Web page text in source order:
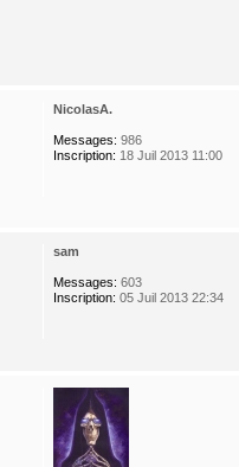
NicolasA.
Messages: 986
Inscription: 18 Juil 2013 11:00
sam
Messages: 603
Inscription: 05 Juil 2013 22:34